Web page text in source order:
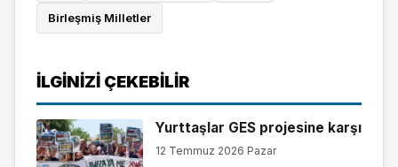
Birleşmiş Milletler
İLGINIZI ÇEKEBILIR
Yurttaşlar GES projesine karşı
12 Temmuz 2026 Pazar